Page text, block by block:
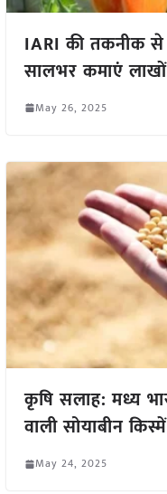
IARI की तकनीक से
सालभर कमाएं लाखों
May 26, 2025
कृषि सलाह: मध्य
वाली सोयाबीन किस्में
May 24, 2025